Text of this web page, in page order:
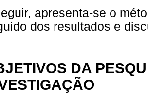
apresenta-se o
dos resultados e
DA